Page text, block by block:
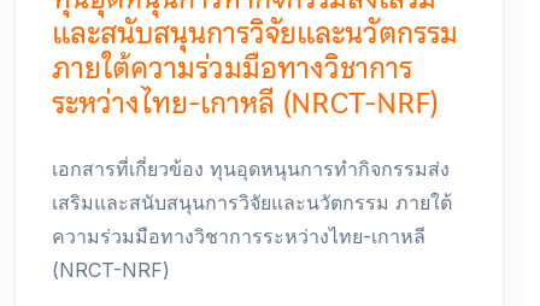
และสนับสนุนการวิจัยและนวัตกรรม
ภายใต้ความร่วมมือทางวิชาการ
ระหว่างไทย-เกาหลี (NRCT-NRF)
เอกสารที่เกี่ยวข้อง ทุนอุดหนุนการทำกิจกรรมส่ง
เสริมและสนับสนุนการวิจัยและนวัตกรรม ภายใต้
ความร่วมมือทางวิชาการระหว่างไทย-เกาหลี
(NRCT-NRF)